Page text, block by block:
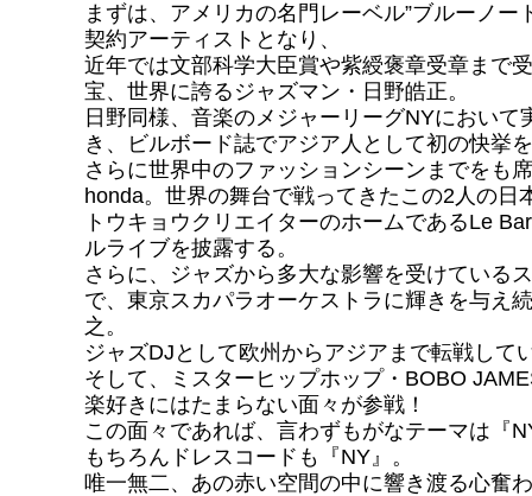
まずは、アメリカの名門レーベル”ブルーノー
契約アーティストとなり、
近年では文部科学大臣賞や紫綬褒章受章まで
宝、世界に誇るジャズマン・日野皓正。
日野同様、音楽のメジャーリーグNYにおいて
き、ビルボード誌でアジア人として初の快挙
さらに世界中のファッションシーンまでをも
honda。世界の舞台で戦ってきたこの2人の日
トウキョウクリエイターのホームであるLe
ルライブを披露する。
さらに、ジャズから多大な影響を受けている
で、東京スカパラオーケストラに輝きを与え
之。
ジャズDJとして欧州からアジアまで転戦して
そして、ミスターヒップホップ・BOBO
楽好きにはたまらない面々が参戦！
この面々であれば、言わずもがなテーマは『
もちろんドレスコードも『NY』。
唯一無二、あの赤い空間の中に響き渡る心奮